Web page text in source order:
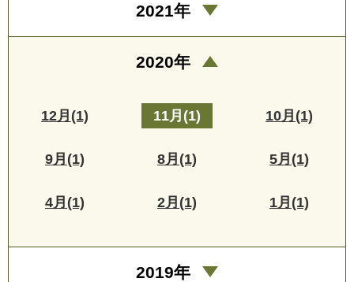
2021年
2020年
12月(1) 11月(1) 10月(1)
9月(1) 8月(1) 5月(1)
4月(1) 2月(1) 1月(1)
2019年